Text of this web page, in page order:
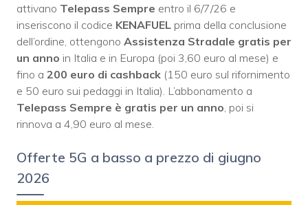
attivano Telepass Sempre entro il 6/7/26 e
inseriscono il codice KENAFUEL prima della conclusione
dell’ordine, ottengono Assistenza Stradale gratis per
un anno in Italia e in Europa (poi 3,60 euro al mese) e
fino a 200 euro di cashback (150 euro sul rifornimento
e 50 euro sui pedaggi in Italia). L’abbonamento a
Telepass Sempre è gratis per un anno , poi si
rinnova a 4,90 euro al mese.
Offerte 5G a basso a prezzo di giugno
2026